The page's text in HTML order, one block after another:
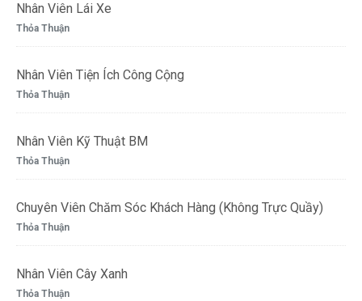
Nhân Viên Lái Xe
Thỏa Thuận
Nhân Viên Tiện Ích Công Cộng
Thỏa Thuận
Nhân Viên Kỹ Thuật BM
Thỏa Thuận
Chuyên Viên Chăm Sóc Khách Hàng (Không Trực Quầy)
Thỏa Thuận
Nhân Viên Cây Xanh
Thỏa Thuận